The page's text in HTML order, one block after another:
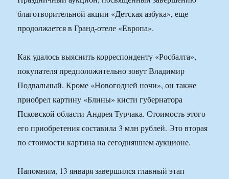
благотворительной акции «Детская азбука», еще
продолжается в Гранд-отеле «Европа».
Как удалось выяснить корреспонденту «Росбалта»,
покупателя предположительно зовут Владимир
Подвальный. Кроме «Новогодней ночи», он также
приобрел картину «Блины» кисти губернатора
Псковской области Андрея Турчака. Стоимость этого
его приобретения составила 3 млн рублей. Это вторая
по стоимости картина на сегодняшнем аукционе.
Напомним, 13 января завершился главный этап